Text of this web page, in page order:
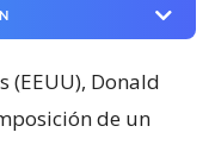
(EEUU), Donald
de un